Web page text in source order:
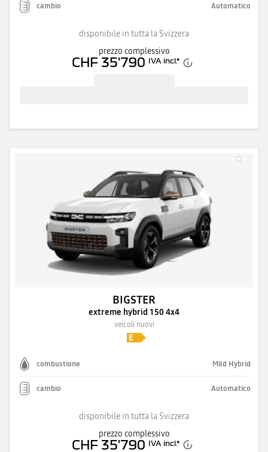
cambio Automatico
disponibile in tutta la Svizzera
prezzo complessivo
CHF 35'790 IVA incl.*
BIGSTER
extreme hybrid 150 4x4
veicoli nuovi
combustione Mild Hybrid
cambio Automatico
disponibile in tutta la Svizzera
prezzo complessivo
CHF 35'790 IVA incl.*